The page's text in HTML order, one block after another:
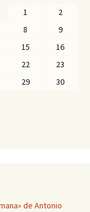
1
2
8
9
15
16
22
23
29
30
de Antonio